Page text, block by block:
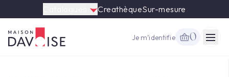
CreathèqueSur-mesure
Je m’identifie 0